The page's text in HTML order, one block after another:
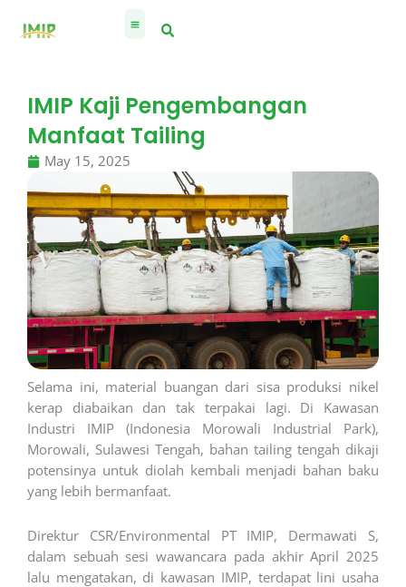
IMIP Kaji Pengembangan
Manfaat Tailing
May 15, 2025
Selama ini, material buangan dari sisa produksi nikel
kerap diabaikan dan tak terpakai lagi. Di Kawasan
Industri IMIP (Indonesia Morowali Industrial Park),
Morowali, Sulawesi Tengah, bahan tailing tengah dikaji
potensinya untuk diolah kembali menjadi bahan baku
yang lebih bermanfaat.
Direktur CSR/Environmental PT IMIP, Dermawati S,
dalam sebuah sesi wawancara pada akhir April 2025
lalu mengatakan, di kawasan IMIP, terdapat lini usaha